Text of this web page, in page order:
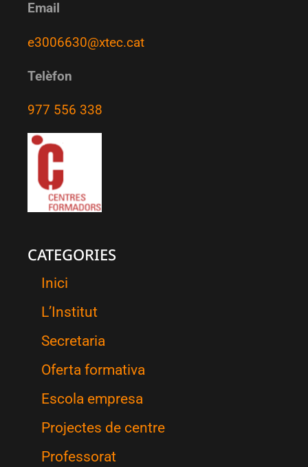
Email
e3006630@xtec.cat
Telèfon
977 556 338
CATEGORIES
Inici
L’Institut
Secretaria
Oferta formativa
Escola empresa
Projectes de centre
Professorat